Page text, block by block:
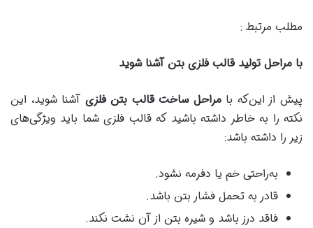
مطلب مرتبط :
با مراحل تولید قالب فلزی بتن آشنا شوید
پیش از این‌که بامراحل ساخت قالب بتن فلزی آشنا شوید، این
نکته را به خاطر داشته باشید که قالب فلزی شما باید ویژگی‌های
زیر را داشته باشد:
به‌راحتی خم یا دفرمه نشود.
قادر به تحمل فشار بتن باشد.
فاقد درز باشد و شیره بتن از آن نشت نکند.